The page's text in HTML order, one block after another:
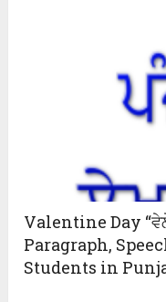
Valentine Day
Paragraph,
Students in